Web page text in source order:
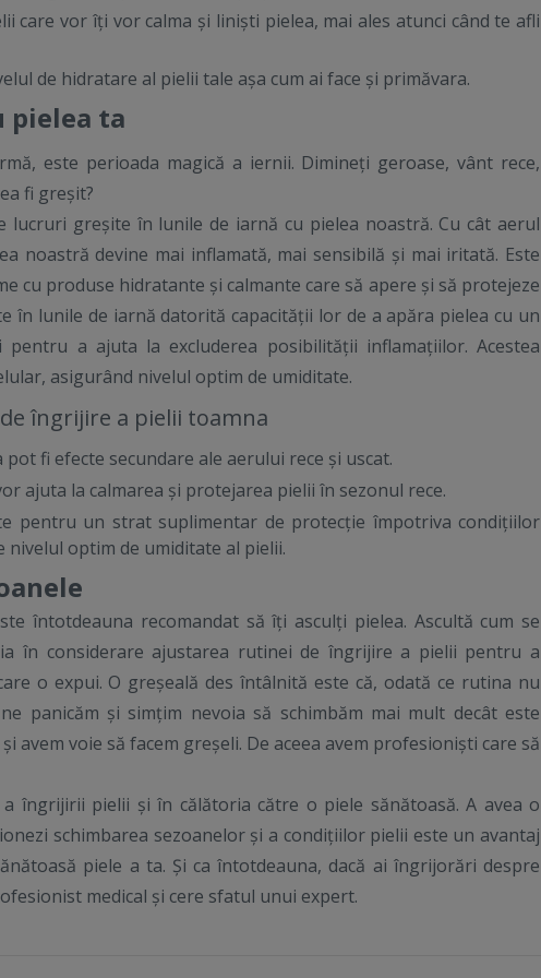
care vor îți vor calma și liniști pielea, mai ales atunci când te afli
de hidratare al pielii tale așa cum ai face și primăvara.
pielea ta
este perioada magică a iernii. Dimineți geroase, vânt rece,
fi greșit?
lucruri greșite în lunile de iarnă cu pielea noastră. Cu cât aerul
noastră devine mai inflamată, mai sensibilă și mai iritată. Este
cu produse hidratante și calmante care să apere și să protejeze
în lunile de iarnă datorită capacității lor de a apăra pielea cu un
a ajuta la excluderea posibilității inflamațiilor. Acestea
asigurând nivelul optim de umiditate.
îngrijire a pielii toamna
fi efecte secundare ale aerului rece și uscat.
ajuta la calmarea și protejarea pielii în sezonul rece.
pentru un strat suplimentar de protecție împotriva condițiilor
optim de umiditate al pielii.
întotdeauna recomandat să îți asculți pielea. Ascultă cum se
în considerare ajustarea rutinei de îngrijire a pielii pentru a
o expui. O greșeală des întâlnită este că, odată ce rutina nu
panicăm și simțim nevoia să schimbăm mai mult decât este
avem voie să facem greșeli. De aceea avem profesioniști care să
îngrijirii pielii și în călătoria către o piele sănătoasă. A avea o
schimbarea sezoanelor și a condițiilor pielii este un avantaj
piele a ta. Și ca întotdeauna, dacă ai îngrijorări despre
medical și cere sfatul unui expert.